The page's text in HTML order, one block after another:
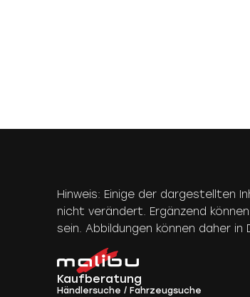
Hinweis: Einige der dargestellten
nicht verändert. Ergänzend
sein. Abbildungen können daher in
Kaufberatung
Händlersuche / Fahrzeugsuche